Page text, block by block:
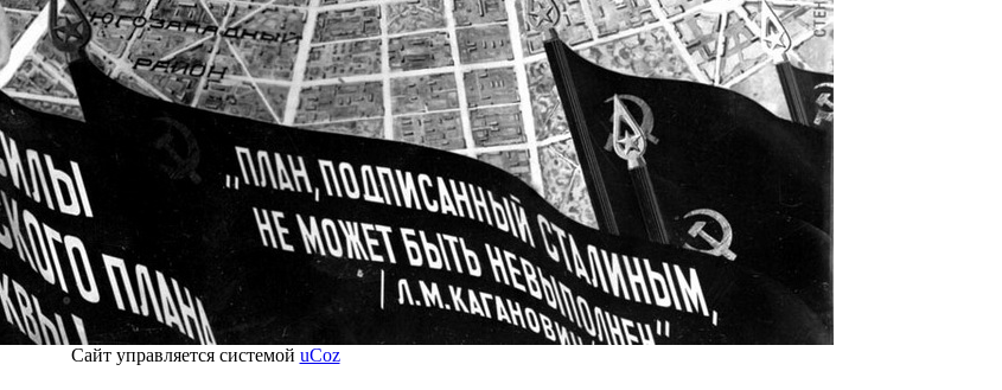
Сайт управляется системой uCoz